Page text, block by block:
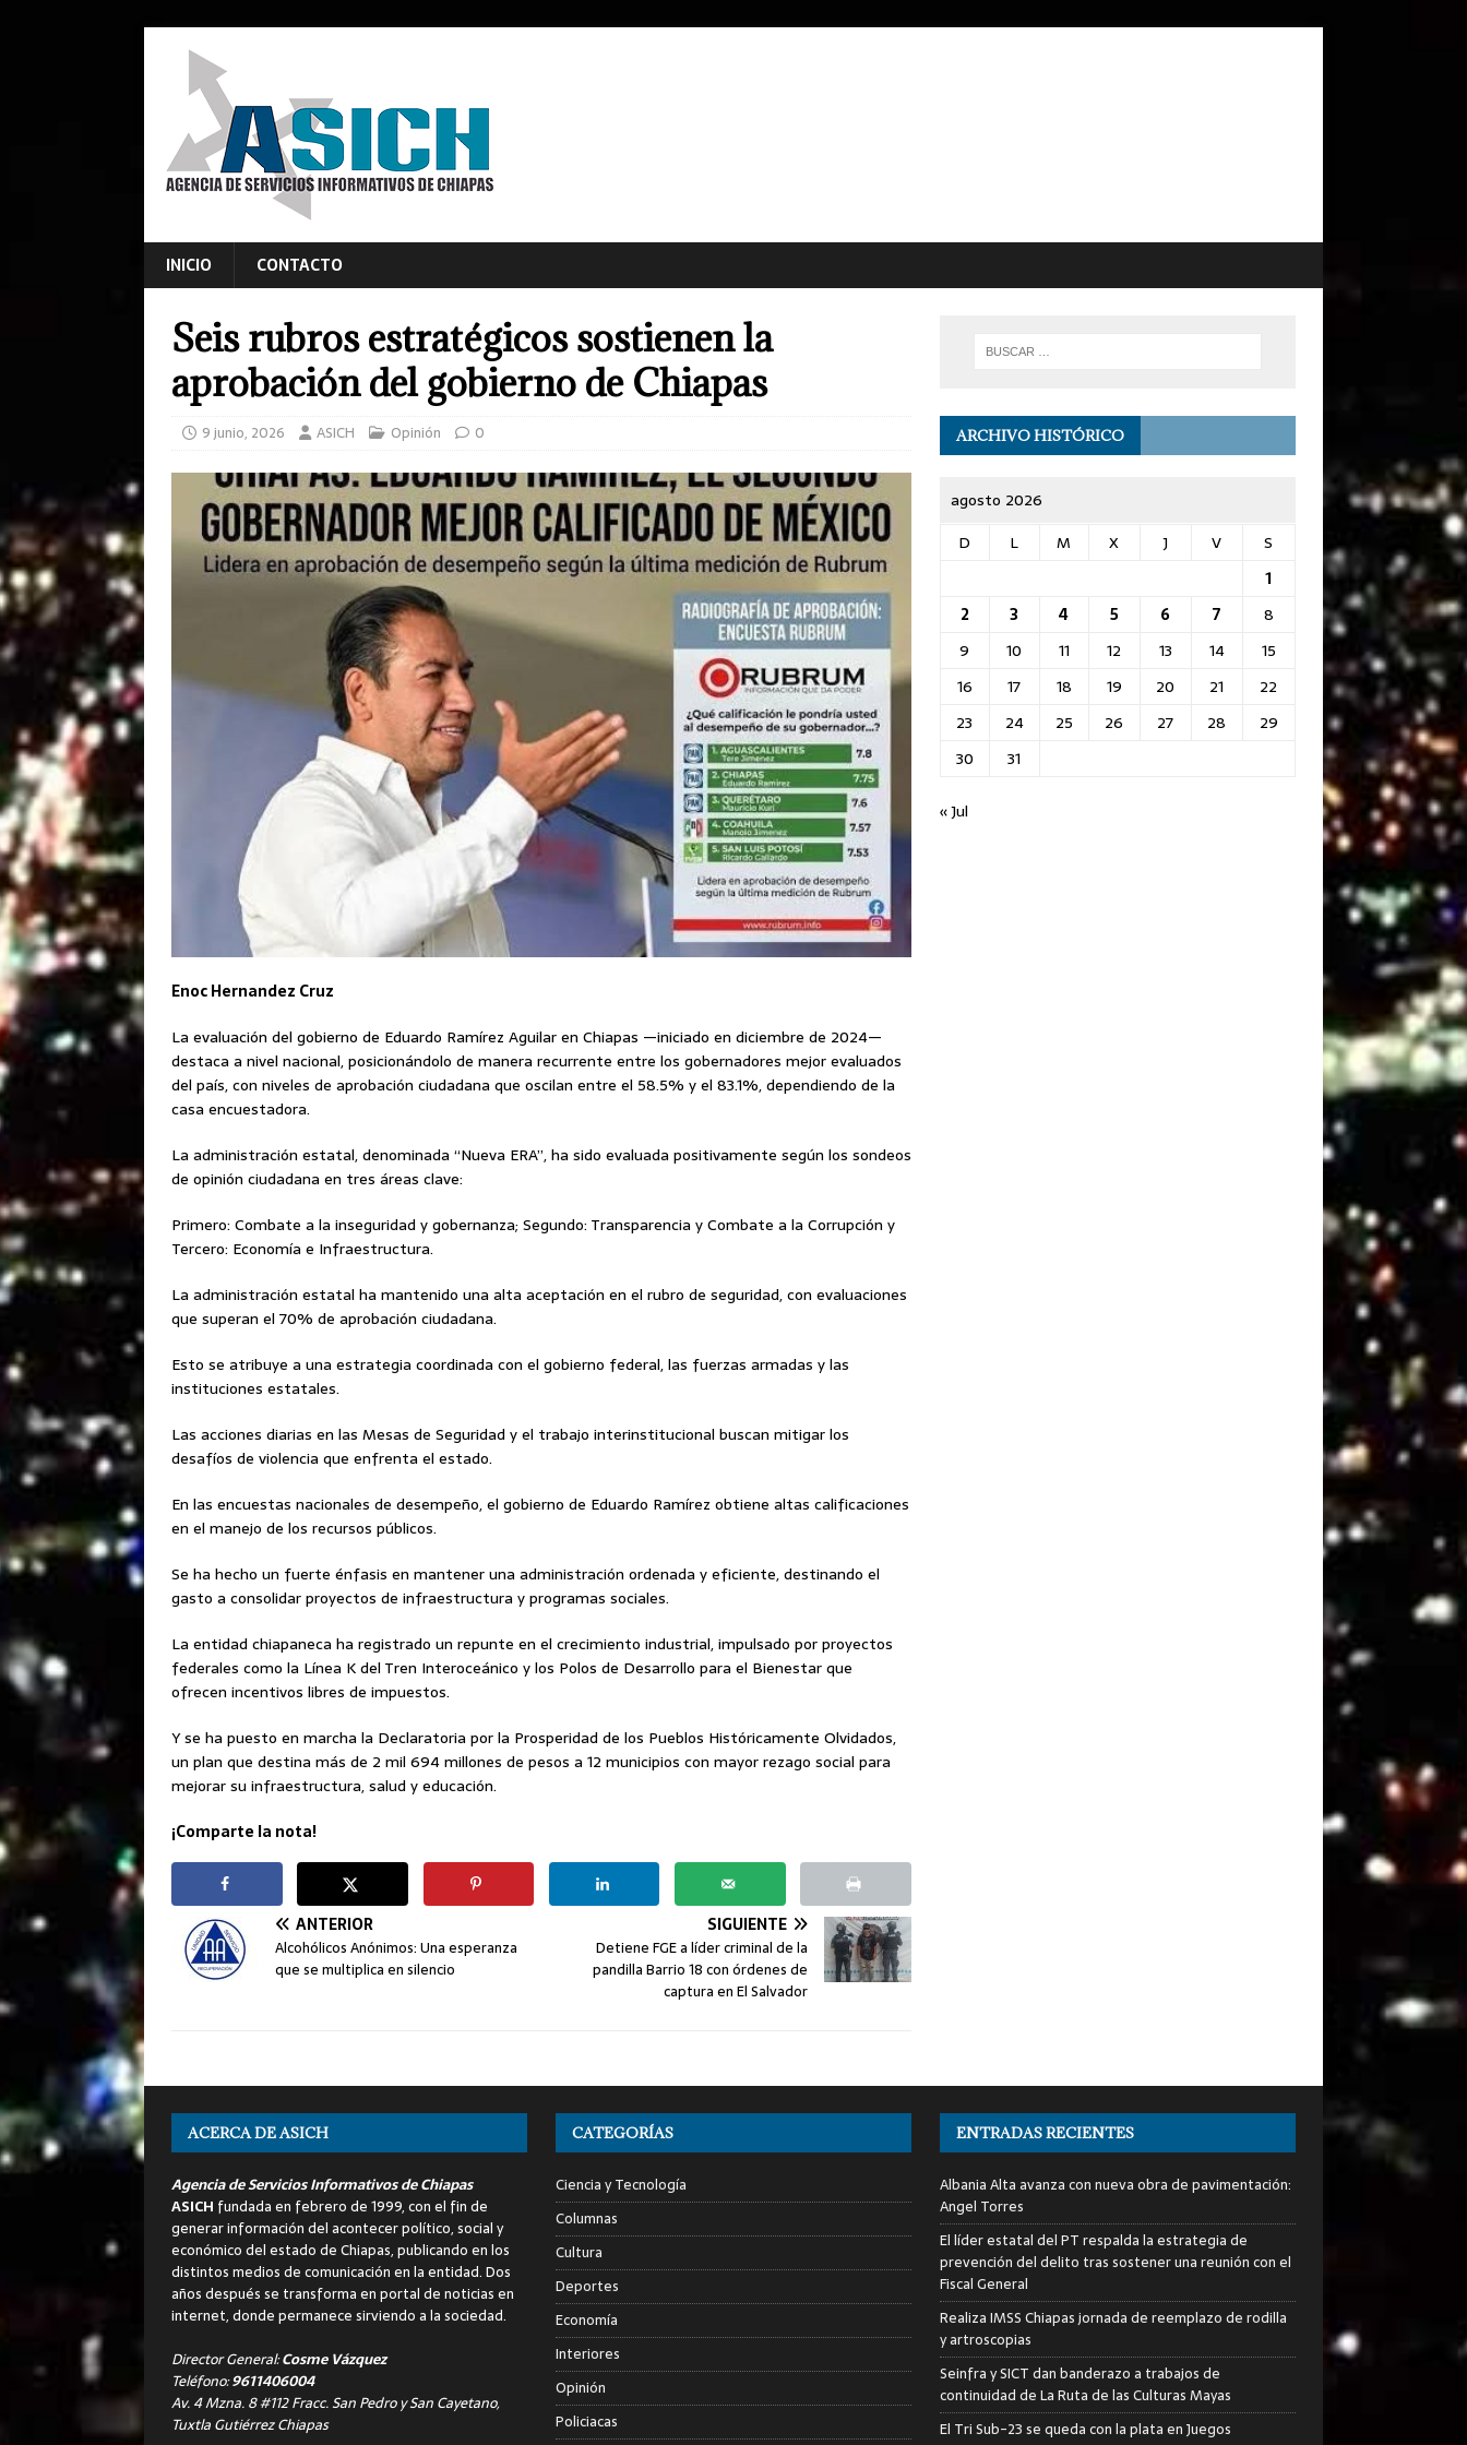
INICIO CONTACTO
Seis rubros estratégicos sostienen la
aprobación del gobierno de Chiapas
9 junio, 2026 ASICH Opinión 0
Enoc Hernandez Cruz
La evaluación del gobierno de Eduardo Ramírez Aguilar en Chiapas —iniciado en diciembre de 2024—
destaca a nivel nacional, posicionándolo de manera recurrente entre los gobernadores mejor evaluados
del país, con niveles de aprobación ciudadana que oscilan entre el 58.5% y el 83.1%, dependiendo de la
casa encuestadora.
La administración estatal, denominada “Nueva ERA”, ha sido evaluada positivamente según los sondeos
de opinión ciudadana en tres áreas clave:
Primero: Combate a la inseguridad y gobernanza; Segundo: Transparencia y Combate a la Corrupción y
Tercero: Economía e Infraestructura.
La administración estatal ha mantenido una alta aceptación en el rubro de seguridad, con evaluaciones
que superan el 70% de aprobación ciudadana.
Esto se atribuye a una estrategia coordinada con el gobierno federal, las fuerzas armadas y las
instituciones estatales.
Las acciones diarias en las Mesas de Seguridad y el trabajo interinstitucional buscan mitigar los
desafíos de violencia que enfrenta el estado.
En las encuestas nacionales de desempeño, el gobierno de Eduardo Ramírez obtiene altas calificaciones
en el manejo de los recursos públicos.
Se ha hecho un fuerte énfasis en mantener una administración ordenada y eficiente, destinando el
gasto a consolidar proyectos de infraestructura y programas sociales.
La entidad chiapaneca ha registrado un repunte en el crecimiento industrial, impulsado por proyectos
federales como la Línea K del Tren Interoceánico y los Polos de Desarrollo para el Bienestar que
ofrecen incentivos libres de impuestos.
Y se ha puesto en marcha la Declaratoria por la Prosperidad de los Pueblos Históricamente Olvidados,
un plan que destina más de 2 mil 694 millones de pesos a 12 municipios con mayor rezago social para
mejorar su infraestructura, salud y educación.
¡Comparte la nota!
ANTERIOR
Alcohólicos Anónimos: Una esperanza
que se multiplica en silencio
SIGUIENTE
Detiene FGE a líder criminal de la
pandilla Barrio 18 con órdenes de
captura en El Salvador
ARCHIVO HISTÓRICO
agosto 2026
D
L M X J V
S
1
2
3 4 5 6 7
8
9
10 11 12 13 14
15
16
17 18 19 20 21
22
23
24 25 26 27 28
29
30
31
« Jul
ACERCA DE ASICH
Agencia de Servicios Informativos de Chiapas
ASICH fundada en febrero de 1999, con el fin de
generar información del acontecer político, social y
económico del estado de Chiapas, publicando en los
distintos medios de comunicación en la entidad. Dos
años después se transforma en portal de noticias en
internet, donde permanece sirviendo a la sociedad.
Director General:Cosme Vázquez
Teléfono:9611406004
Av. 4 Mzna. 8 #112 Fracc. San Pedro y San Cayetano,
Tuxtla Gutiérrez Chiapas
CATEGORÍAS
Ciencia y Tecnología
Columnas
Cultura
Deportes
Economía
Interiores
Opinión
Policiacas
ENTRADAS RECIENTES
Albania Alta avanza con nueva obra de pavimentación:
Angel Torres
El líder estatal del PT respalda la estrategia de
prevención del delito tras sostener una reunión con el
Fiscal General
Realiza IMSS Chiapas jornada de reemplazo de rodilla
y artroscopias
Seinfra y SICT dan banderazo a trabajos de
continuidad de La Ruta de las Culturas Mayas
El Tri Sub-23 se queda con la plata en Juegos